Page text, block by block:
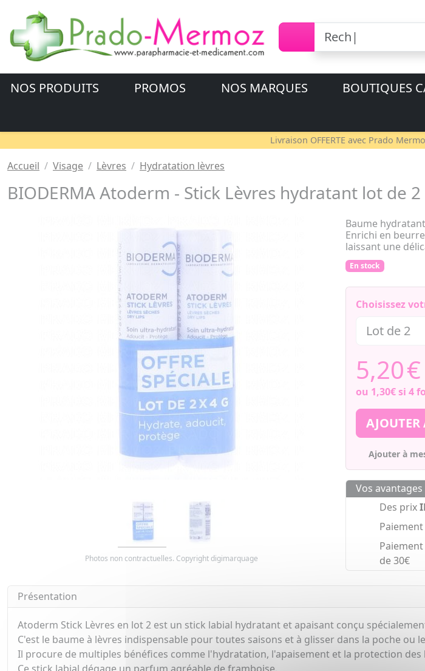
NOS PRODUITS PROMOS NOS MARQUES
BOUTIQUES
Livraison OFFERTE avec Prado
Accueil Visage Lèvres Hydratation lèvres
BIODERMA Atoderm - Stick Lèvres hydratant lot de 2
Photos non contractuelles. Copyright digimarquage
Baume
Enrichi en
laissant une
En stock
Choisissez
5,20€
ou 1,30€si 4
Ajouter à
Vos avantages
Des prix
Paiement
de 30€
Présentation
Atoderm Stick Lèvres en lot 2 est un stick labial hydratant et apaisant conçu
C'est le baume à lèvres indispensable pour toutes saisons et à glisser dans la poche ou
Il procure de multiples bénéfices comme l'hydratation, l'apaisement et la protection des